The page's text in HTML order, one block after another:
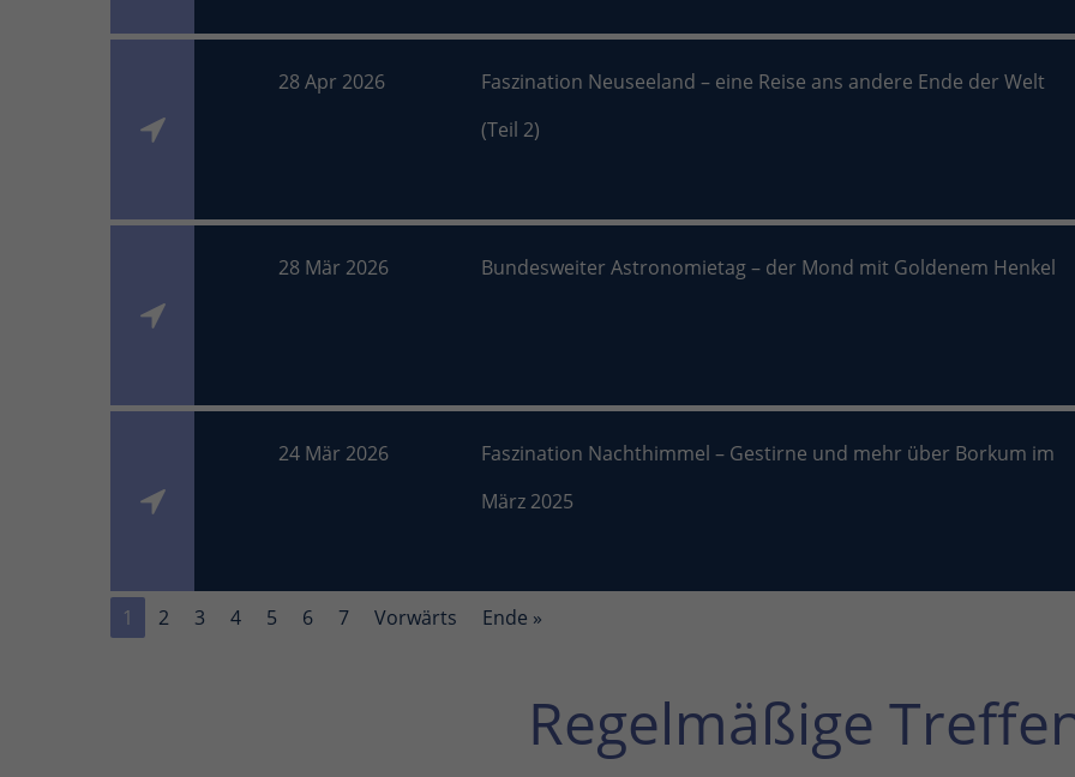
28 Apr 2026
Faszination Neuseeland – eine Reise ans andere Ende der Welt
(Teil 2)
28 Mär 2026 Bundesweiter Astronomietag – der Mond mit Goldenem Henkel
24 Mär 2026
Faszination Nachthimmel – Gestirne und mehr über Borkum im
März 2025
1 2 3 4 5 6 7 Vorwärts Ende »
Regelmäßige